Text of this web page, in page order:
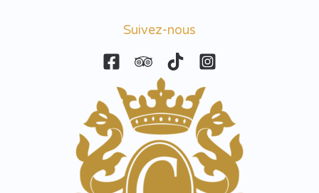
Suivez-nous